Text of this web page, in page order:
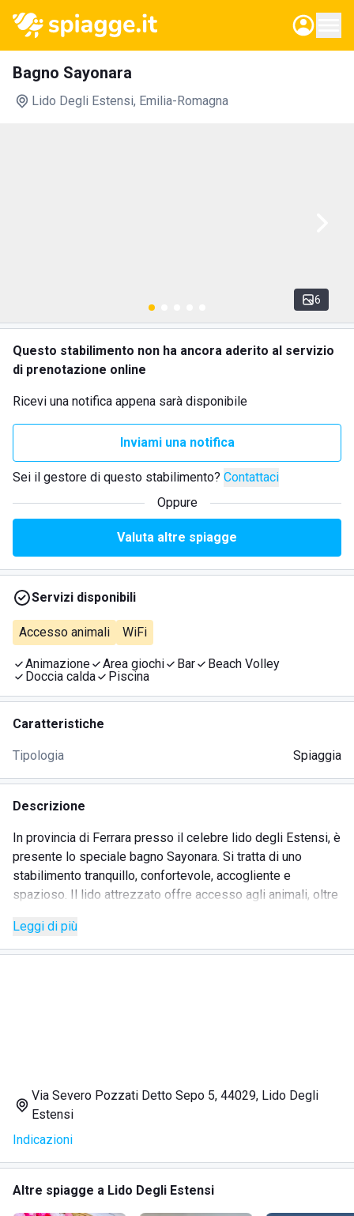
Bagno Sayonara
Lido Degli Estensi, Emilia-Romagna
6
Questo stabilimento non ha ancora aderito al servizio
di prenotazione online
Ricevi una notifica appena sarà disponibile
Inviami una notifica
Sei il gestore di questo stabilimento? Contattaci
Oppure
Valuta altre spiagge
Servizi disponibili
Accesso animali WiFi
Animazione Area giochi Bar
Beach Volley
Doccia calda
Piscina
Caratteristiche
Tipologia Spiaggia
Descrizione
In provincia di Ferrara presso il celebre lido degli Estensi, è
presente lo speciale bagno Sayonara. Si tratta di uno
stabilimento tranquillo, confortevole, accogliente e
spazioso. Il lido attrezzato offre accesso agli animali, oltre
utilizzata da coloro che accedono alla struttura. Piscina o
mare non resta che l'imbarazzo della scelta! Inoltre per i
compresi). Il personale che gestisce lo stabilimento è
gentile, ospitale e molto accogliente verso la clientela. Lo
stabilimento è curato nei dettagli e è ottimo anche per
gustare dei magnifici aperitivi vista mare! Cosa attendete?
Leggi di più
Via Severo Pozzati Detto Sepo 5, 44029, Lido Degli
Estensi
Indicazioni
Altre spiagge a Lido Degli Estensi